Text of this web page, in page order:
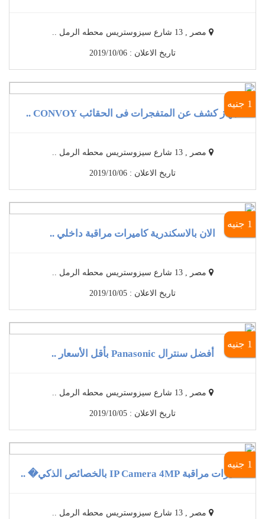
مصر , 13 شارع سيزوستريس محطه الرمل ..
تاريخ الاعلان : 2019/10/06
1 جنيه
جهاز كشف عن المتفجرات فى الحقائب CONVOY ..
مصر , 13 شارع سيزوستريس محطه الرمل ..
تاريخ الاعلان : 2019/10/06
1 جنيه
الان بالاسكندرية كاميرات مراقبة داخلي ..
مصر , 13 شارع سيزوستريس محطه الرمل ..
تاريخ الاعلان : 2019/10/05
1 جنيه
أفضل سنترال Panasonic بأقل الأسعار ..
مصر , 13 شارع سيزوستريس محطه الرمل ..
تاريخ الاعلان : 2019/10/05
1 جنيه
كاميرات مراقبة IP Camera 4MP بالخصائص الذكي� ..
مصر , 13 شارع سيزوستريس محطه الرمل ..